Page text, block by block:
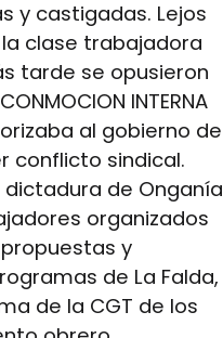
y castigadas. Lejos
clase trabajadora
tarde se opusieron
INTERNA
al gobierno de
conflicto sindical.
de Onganía
organizados
y
de La Falda,
de la CGT de los